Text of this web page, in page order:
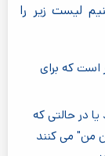
لیست زیر را
است که برای
در حالتی که
من" می کنند